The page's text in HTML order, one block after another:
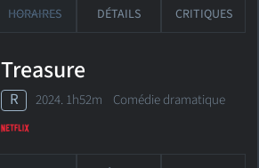
HORAIRES DÉTAILS CRITIQUES
Treasure
R 2024. 1h52m Comédie dramatique